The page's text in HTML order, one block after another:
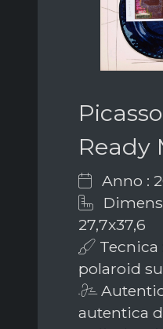
Ready
Anno :
27,7x37,6
Tecnica
polaroid
autentica